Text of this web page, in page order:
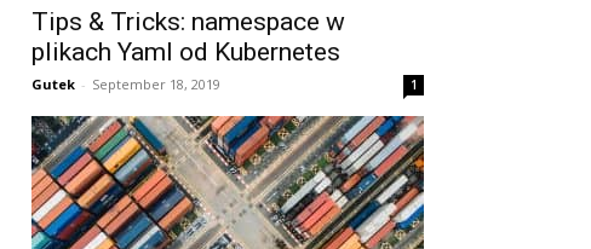
Tips & Tricks: namespace w
plikach Yaml od Kubernetes
Gutek - September 18, 2019 1